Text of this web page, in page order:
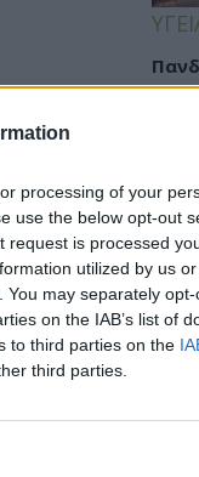
processing of your
use the below opt-out
request is processed
utilized by us
may separately
on the IAB’s list of
to third parties on the
third parties.